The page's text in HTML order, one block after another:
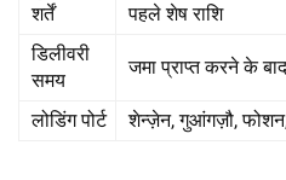
शर्तें
पहले शेष राशि
डिलीवरी
समय
जमा प्राप्त करने के
लोडिंग पोर्ट शेन्ज़ेन, गुआंगज़ौ,